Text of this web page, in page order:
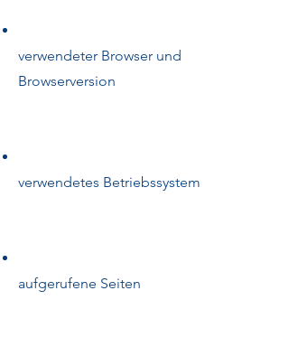
verwendeter Browser und
Browserversion
verwendetes Betriebssystem
aufgerufene Seiten